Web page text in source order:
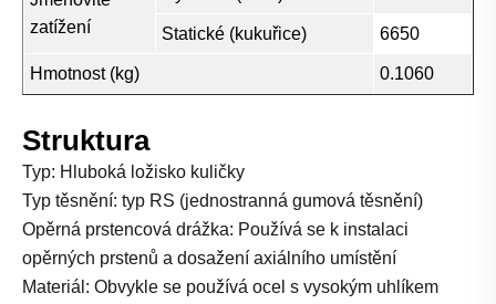
zatížení
Statické (kukuřice) 6650
Hmotnost (kg) 0.1060
Struktura
Typ: Hluboká ložisko kuličky
Typ těsnění: typ RS (jednostranná gumová těsnění)
Opěrná prstencová drážka: Používá se k instalaci
opěrných prstenů a dosažení axiálního umístění
Materiál: Obvykle se používá ocel s vysokým uhlíkem